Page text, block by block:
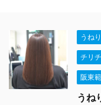
うね
チリ
阪東
うね